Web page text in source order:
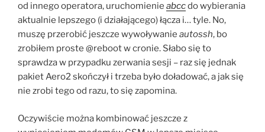
od innego operatora, uruchomienie abccdo wybierania
aktualnie lepszego (i działającego) łącza i… tyle. No,
muszę przerobić jeszcze wywoływanie autossh, bo
zrobiłem proste @reboot w cronie. Słabo się to
sprawdza w przypadku zerwania sesji – raz się jednak
pakiet Aero2 skończył i trzeba było doładować, a jak się
nie zrobi tego od razu, to się zapomina.
Oczywiście można kombinować jeszcze z